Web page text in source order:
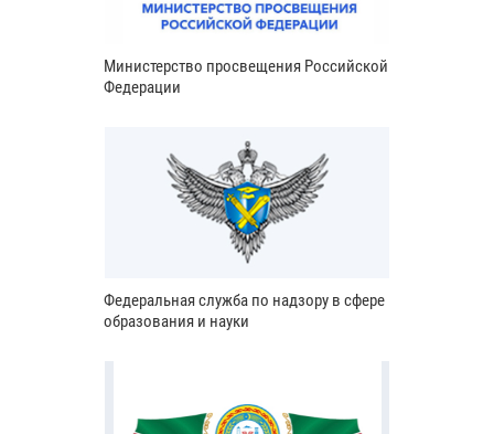
Министерство просвещения Российской
Федерации
Федеральная служба по надзору в сфере
образования и науки